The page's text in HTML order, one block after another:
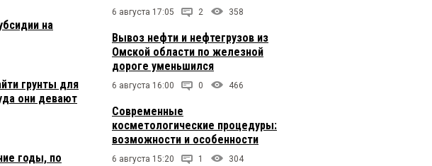
на
грунты для
они девают
годы, по
6 августа 17:05 2 358
Вывоз нефти и нефтегрузов из
Омской области по железной
дороге уменьшился
6 августа 16:00 0 466
Современные
косметологические процедуры:
возможности и особенности
6 августа 15:20 1 304